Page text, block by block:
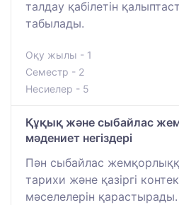
талдау қабілетін
табылады.
Оқу жылы - 1
Семестр - 2
Несиелер - 5
Құқық және сыбайлас
мәдениет негіздері
Пән сыбайлас
тарихи және қазіргі
мәселелерін